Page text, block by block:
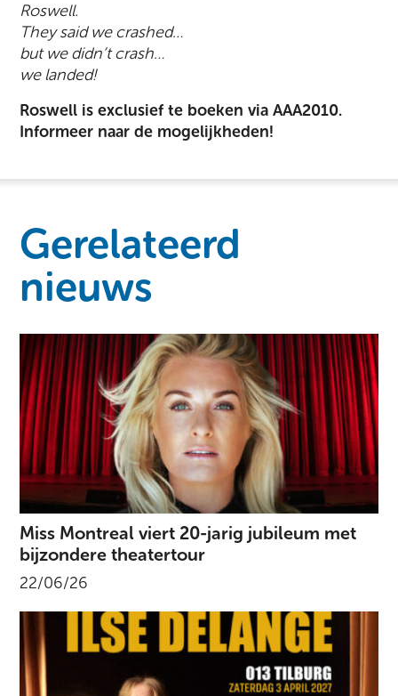
Roswell.
They said we crashed…
but we didn’t crash…
we landed!
Roswell is exclusief te boeken via AAA2010.
Informeer naar de mogelijkheden!
Gerelateerd
nieuws
Miss Montreal viert 20-jarig jubileum met
bijzondere theatertour
22/06/26